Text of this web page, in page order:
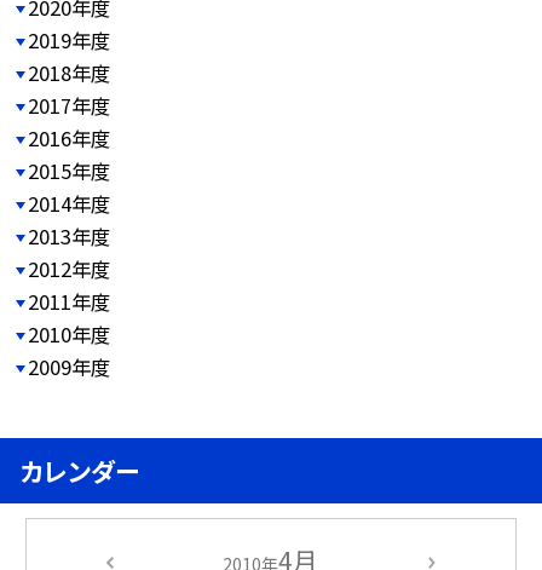
2020年度
2019年度
2018年度
2017年度
2016年度
2015年度
2014年度
2013年度
2012年度
2011年度
2010年度
2009年度
カレンダー
2010年4月